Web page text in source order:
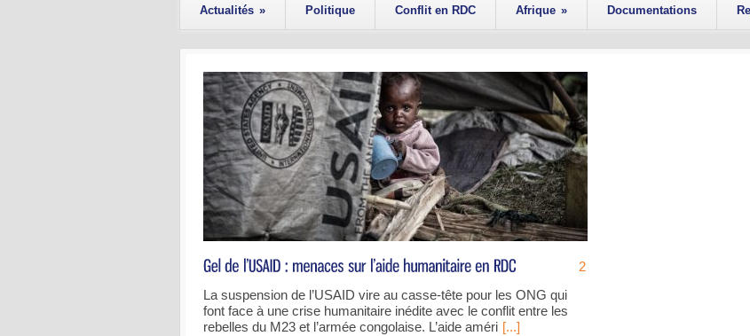
Actualités » Politique Conflit en RDC Afrique » Documentations
2
La suspension de l’USAID vire au casse-tête pour les ONG qui
font face à une crise humanitaire inédite avec le conflit entre les
rebelles du M23 et l’armée congolaise. L’aide améri [...]